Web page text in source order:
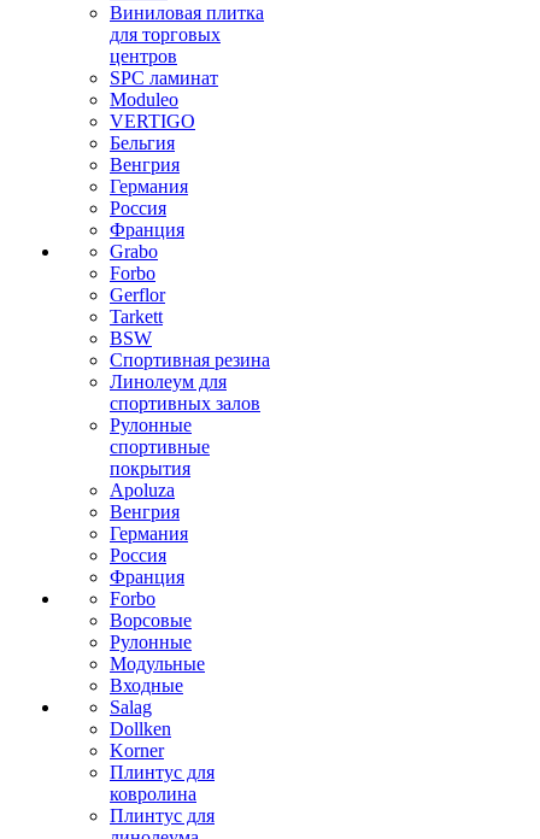
Виниловая плитка
для торговых
центров
SPC ламинат
Moduleo
VERTIGO
Бельгия
Венгрия
Германия
Россия
Франция
Grabo
Forbo
Gerflor
Tarkett
BSW
Спортивная резина
Линолеум для
спортивных залов
Рулонные
спортивные
покрытия
Apoluza
Венгрия
Германия
Россия
Франция
Forbo
Ворсовые
Рулонные
Модульные
Входные
Salag
Dollken
Korner
Плинтус для
ковролина
Плинтус для